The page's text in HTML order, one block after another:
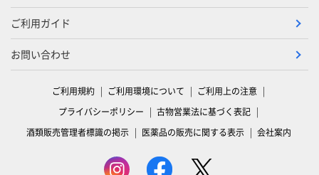
ご利用ガイド
お問い合わせ
ご利用規約 ご利用環境について
ご利用上の注意
プライバシーポリシー
古物営業法に基づく表記
酒類販売管理者標識の掲示
医薬品の販売に関する表示 会社案内